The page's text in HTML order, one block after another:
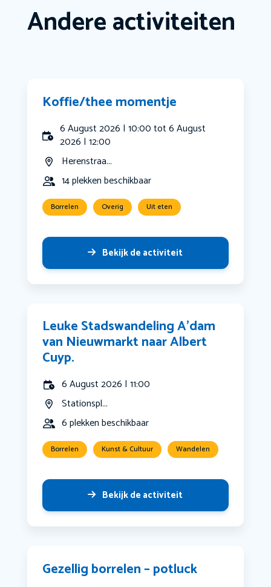
Andere activiteiten
Koffie/thee momentje
6 August 2026 | 10:00 tot 6 August
2026 | 12:00
Herenstraa...
14 plekken beschikbaar
Borrelen Overig Uit eten
Bekijk de activiteit
Leuke Stadswandeling A’dam
van Nieuwmarkt naar Albert
Cuyp.
6 August 2026 | 11:00
Stationspl...
6 plekken beschikbaar
Borrelen Kunst & Cultuur Wandelen
Bekijk de activiteit
Gezellig borrelen – potluck